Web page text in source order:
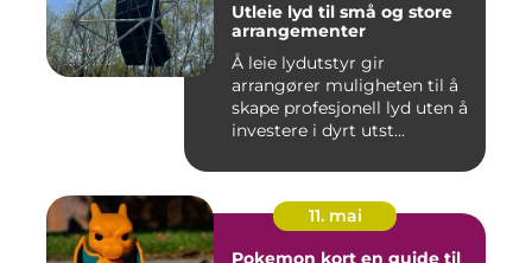
Utleie lyd til små og store
arrangementer
Å leie lydutstyr gir
arrangører muligheten til å
skape profesjonell lyd uten å
investere i dyrt utst...
11. mai
Pokemon kort en guide til